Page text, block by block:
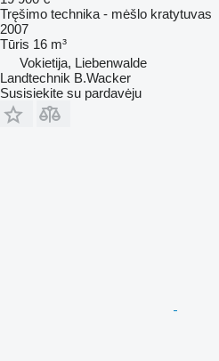
Tręšimo technika - mėšlo kratytuvas
2007
Tūris 16 m³
Vokietija, Liebenwalde
Landtechnik B.Wacker
Susisiekite su pardavėju